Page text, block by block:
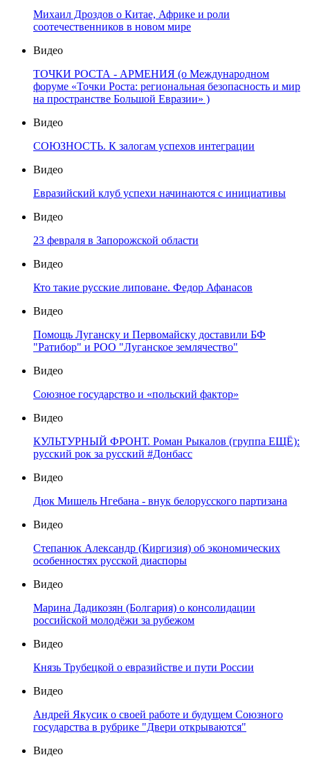
Михаил Дроздов о Китае, Африке и роли
соотечественников в новом мире
Видео
ТОЧКИ РОСТА - АРМЕНИЯ (о Международном
форуме «Точки Роста: региональная безопасность и мир
на пространстве Большой Евразии» )
Видео
СОЮЗНОСТЬ. К залогам успехов интеграции
Видео
Евразийский клуб успехи начинаются с инициативы
Видео
23 февраля в Запорожской области
Видео
Кто такие русские липоване. Федор Афанасов
Видео
Помощь Луганску и Первомайску доставили БФ
"Ратибор" и РОО "Луганское землячество"
Видео
Союзное государство и «польский фактор»
Видео
КУЛЬТУРНЫЙ ФРОНТ. Роман Рыкалов (группа ЕЩЁ):
русский рок за русский #Донбасс
Видео
Дюк Мишель Нгебана - внук белорусского партизана
Видео
Степанюк Александр (Киргизия) об экономических
особенностях русской диаспоры
Видео
Марина Дадикозян (Болгария) о консолидации
российской молодёжи за рубежом
Видео
Князь Трубецкой о евразийстве и пути России
Видео
Андрей Якусик о своей работе и будущем Союзного
государства в рубрике "Двери открываются"
Видео